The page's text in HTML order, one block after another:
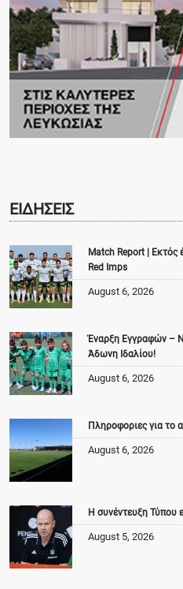
ΕΙΔΗΣΕΙΣ
Match Report | Εκτός
Red Imps
August 6, 2026
Έναρξη Εγγραφών –
Άδωνη Ιδαλίου!
August 6, 2026
Πληροφοριες για το
August 6, 2026
Η συνέντευξη Τύπου
August 5, 2026